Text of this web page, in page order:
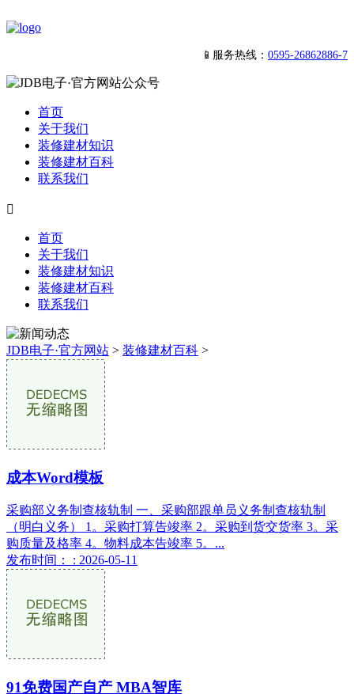
📱服务热线： 0595-26862886-7
首页
关于我们
装修建材知识
装修建材百科
联系我们

首页
关于我们
装修建材知识
装修建材百科
联系我们
JDB电子·官方网站 > 装修建材百科 >
成本Word模板
采购部义务制查核轨制 一、采购部跟单员义务制查核轨制
（明白义务） 1。采购打算告竣率 2。采购到货交货率 3。采
购质量及格率 4。物料成本告竣率 5。...
发布时间： : 2026-05-11
91免费国产自产 MBA智库